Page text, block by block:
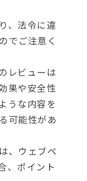
、法令に違
でご注意く
レビューは
果や安全性
うな内容を
可能性があ
、ウェブペ
、ポイント